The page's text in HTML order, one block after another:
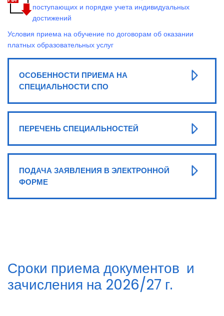
поступающих и порядке учета индивидуальных
достижений
Условия приема на обучение по договорам об оказании
платных образовательных услуг
ОСОБЕННОСТИ ПРИЕМА НА
СПЕЦИАЛЬНОСТИ СПО
ПЕРЕЧЕНЬ СПЕЦИАЛЬНОСТЕЙ
ПОДАЧА ЗАЯВЛЕНИЯ В ЭЛЕКТРОННОЙ
ФОРМЕ
Сроки приема документов и
зачисления на 2026/27 г.